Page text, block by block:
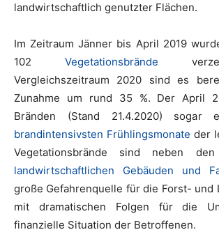
landwirtschaftlich genutzter Flächen.
Im Zeitraum Jänner bis April 2019
102 Vegetationsbrände
Vergleichszeitraum 2020 sind es
Zunahme um rund 35 %. Der April
Bränden (Stand 21.4.2020)
brandintensivsten Frühlingsmonate der
Vegetationsbrände sind neben
landwirtschaftlichen Gebäuden und
große Gefahrenquelle für die Forst- und
mit dramatischen Folgen für die
finanzielle Situation der Betroffenen.